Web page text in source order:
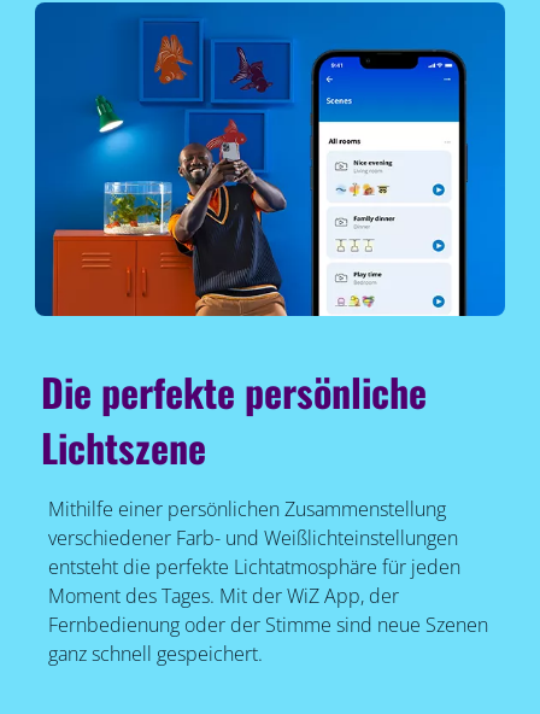
Die perfekte persönliche
Lichtszene
Mithilfe einer persönlichen Zusammenstellung
verschiedener Farb- und Weißlichteinstellungen
entsteht die perfekte Lichtatmosphäre für jeden
Moment des Tages. Mit der WiZ App, der
Fernbedienung oder der Stimme sind neue Szenen
ganz schnell gespeichert.